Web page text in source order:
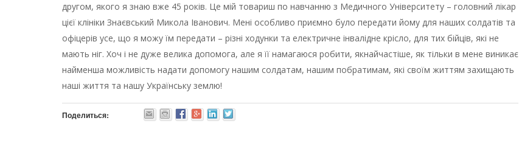
другом, якого я знаю вже 45 років. Це мій товариш по навчанню з Медичного Університету – головний лікар
цієї клініки Знаєвський Микола Іванович. Мені особливо приємно було передати йому для наших солдатів та
офіцерів усе, що я можу їм передати – різні ходунки та електричне інвалідне крісло, для тих бійців, які не
мають ніг. Хоч і не дуже велика допомога, але я її намагаюся робити, якнайчастіше, як тільки в мене виникає
найменша можливість надати допомогу нашим солдатам, нашим побратимам, які своїм життям захищають
наші життя та нашу Українську землю!
Поделиться: